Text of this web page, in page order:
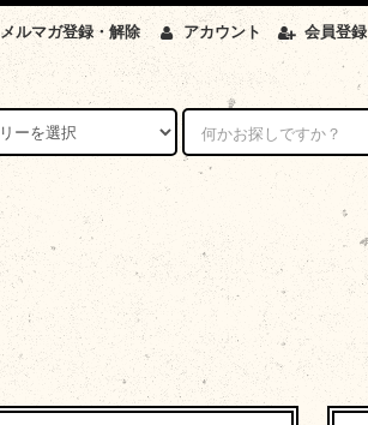
メルマガ登録・解除 アカウント 会員登録